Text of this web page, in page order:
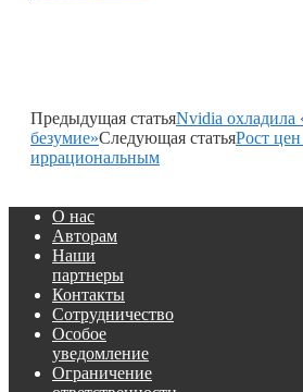
Предыдущая статьяNvidia
безумие»Следующая статьяРост
иррациональным
О нас
Авторам
Наши
партнеры
Контакты
Сотрудничество
Особое
уведомление
Ограничение